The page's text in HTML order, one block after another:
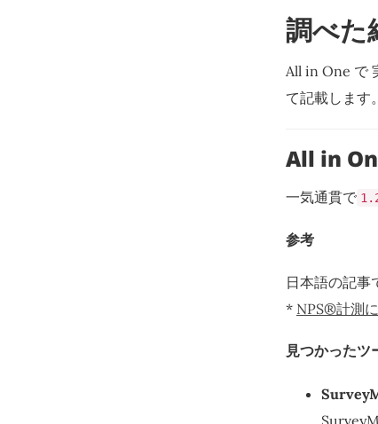
調べた
All in One で
て記載します。
All in
一気通貫で
参考
日本語の記事
* NPS®️計測
見つかったツ